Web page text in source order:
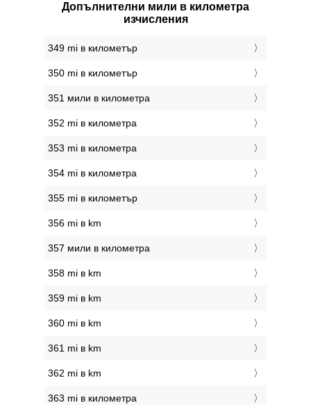
Допълнителни мили в километра
изчисления
349 mi в километър
350 mi в километър
351 мили в километра
352 mi в километра
353 mi в километра
354 mi в километра
355 mi в километър
356 mi в km
357 мили в километра
358 mi в km
359 mi в km
360 mi в km
361 mi в km
362 mi в km
363 mi в километра